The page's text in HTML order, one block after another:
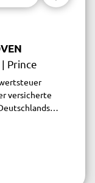
Prince
versicherte